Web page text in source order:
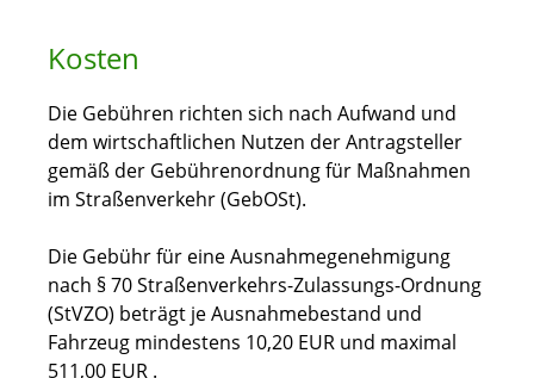
Kosten
Die Gebühren richten sich nach Aufwand und
dem wirtschaftlichen Nutzen der Antragsteller
gemäß der Gebührenordnung für Maßnahmen
im Straßenverkehr (GebOSt).
Die Gebühr für eine Ausnahmegenehmigung
nach § 70 Straßenverkehrs-Zulassungs-Ordnung
(StVZO) beträgt je Ausnahmebestand und
Fahrzeug mindestens 10,20 EUR und maximal
511,00 EUR .